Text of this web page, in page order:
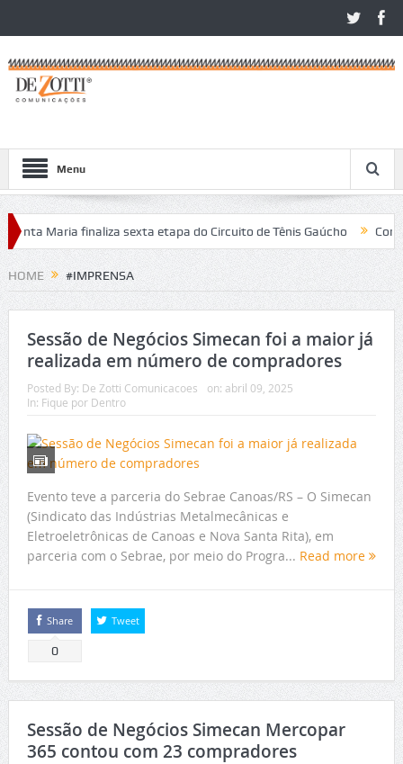
Menu
Maria finaliza sexta etapa do Circuito de Tênis Gaúcho Com
Open 2026
HOME #IMPRENSA
Sessão de Negócios Simecan foi a maior já
realizada em número de compradores
Posted By: De Zotti Comunicacoes on: abril 09, 2025
In: Fique por Dentro
Evento teve a parceria do Sebrae Canoas/RS – O Simecan
(Sindicato das Indústrias Metalmecânicas e
Eletroeletrônicas de Canoas e Nova Santa Rita), em
parceria com o Sebrae, por meio do Progra... Read more
Share
0
Tweet
Sessão de Negócios Simecan Mercopar
365 contou com 23 compradores